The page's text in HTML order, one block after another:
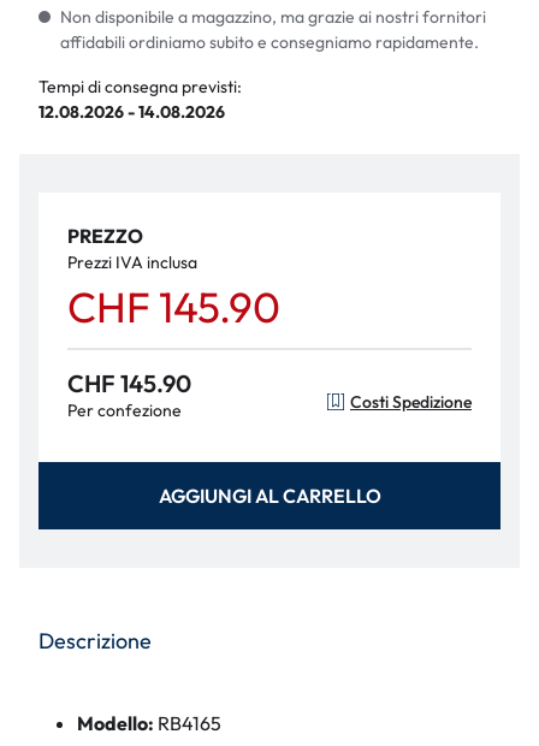
Non disponibile a magazzino, ma grazie ai nostri fornitori
affidabili ordiniamo subito e consegniamo rapidamente.
Tempi di consegna previsti:
12.08.2026 - 14.08.2026
PREZZO
Prezzi IVA inclusa
CHF 145.90
CHF 145.90
Per confezione Costi Spedizione
AGGIUNGI AL CARRELLO
Descrizione
Modello: RB4165